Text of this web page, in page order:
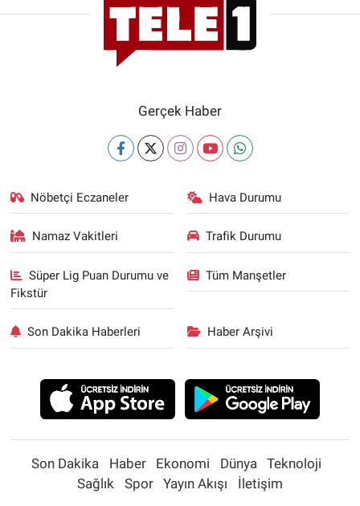
Gerçek Haber
Nöbetçi Eczaneler Hava Durumu
Namaz Vakitleri Trafik Durumu
Süper Lig Puan Durumu ve
Fikstür
Tüm Manşetler
Son Dakika Haberleri Haber Arşivi
Son Dakika Haber Ekonomi Dünya
Teknoloji
Sağlık
Spor Yayın Akışı İletişim